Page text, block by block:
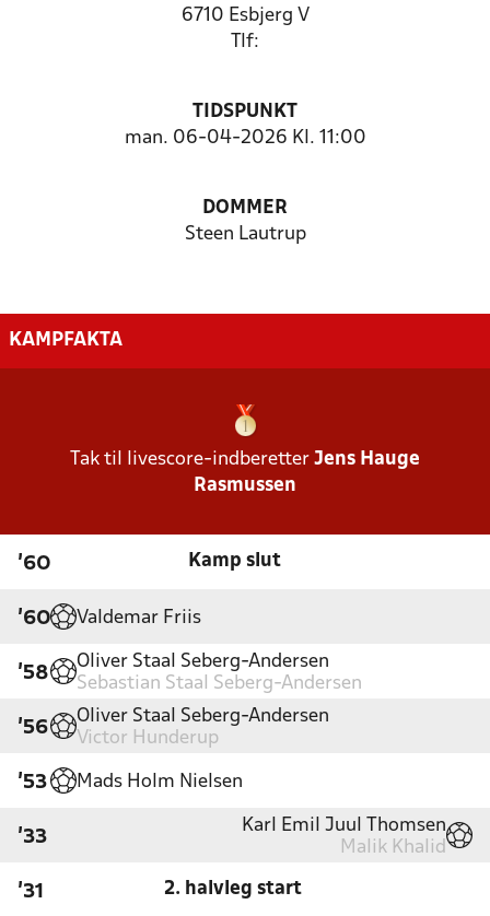
6710 Esbjerg V
Tlf:
TIDSPUNKT
man. 06-04-2026 Kl. 11:00
DOMMER
Steen Lautrup
KAMPFAKTA
Tak til livescore-indberetter Jens Hauge
Rasmussen
'60 Kamp slut
'60 Valdemar Friis
'58
Oliver Staal Seberg-Andersen
Sebastian Staal Seberg-Andersen
'56
Oliver Staal Seberg-Andersen
Victor Hunderup
'53 Mads Holm Nielsen
'33
Karl Emil Juul Thomsen
Malik Khalid
'31 2. halvleg start